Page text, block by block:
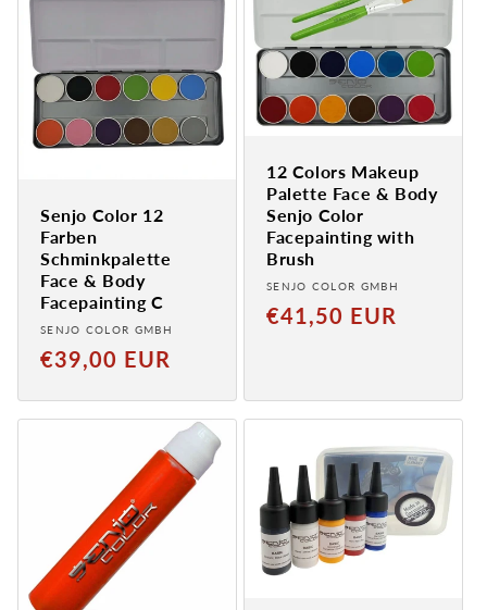
Senjo Color 12
Farben
Schminkpalette
Face & Body
Facepainting C
Provider:
SENJO COLOR GMBH
Normal
€39,00 EUR
12 Colors Makeup
Palette Face & Body
Senjo Color
Facepainting with
Brush
Provider:
SENJO COLOR GMBH
Normaler
€41,50 EUR